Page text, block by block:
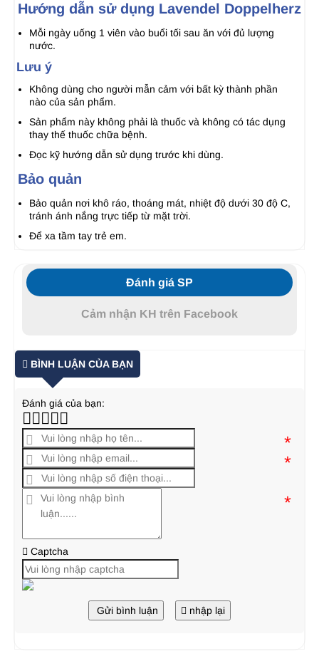
Hướng dẫn sử dụng Lavendel Doppelherz
Mỗi ngày uống 1 viên vào buổi tối sau ăn với đủ lượng
nước.
Lưu ý
Không dùng cho người mẫn cảm với bất kỳ thành phần
nào của sản phẩm.
Sản phẩm này không phải là thuốc và không có tác dụng
thay thế thuốc chữa bệnh.
Đọc kỹ hướng dẫn sử dụng trước khi dùng.
Bảo quản
Bảo quản nơi khô ráo, thoáng mát, nhiệt độ dưới 30 độ C,
tránh ánh nắng trực tiếp từ mặt trời.
Để xa tầm tay trẻ em.
Đánh giá SP
Cảm nhận KH trên Facebook
BÌNH LUẬN CỦA BẠN
Đánh giá của bạn:
*
*
*
Captcha
Gửi bình luận nhập lại